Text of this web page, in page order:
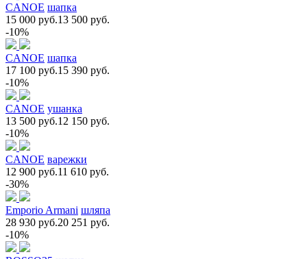
CANOE шапка
15 000 руб.13 500 руб.
-10%
CANOE шапка
17 100 руб.15 390 руб.
-10%
CANOE ушанка
13 500 руб.12 150 руб.
-10%
CANOE варежки
12 900 руб.11 610 руб.
-30%
Emporio Armani шляпа
28 930 руб.20 251 руб.
-10%